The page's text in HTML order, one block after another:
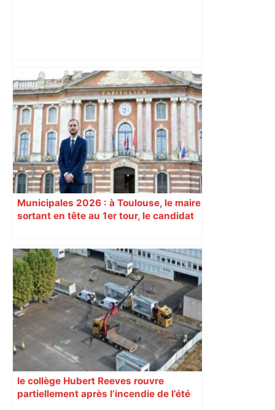
Alliance PS/LFI à Toulouse : Marc
Sztulman claque la porte – RMC
Municipales 2026 : à Toulouse, le maire
sortant en tête au 1er tour, le candidat
le collège Hubert Reeves rouvre
partiellement après l’incendie de l’été